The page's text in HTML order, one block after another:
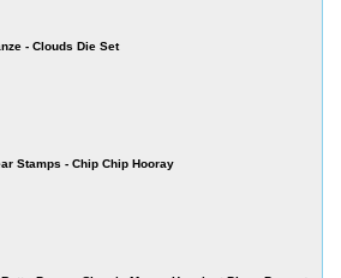
- Clouds Die Set
Stamps - Chip Chip Hooray